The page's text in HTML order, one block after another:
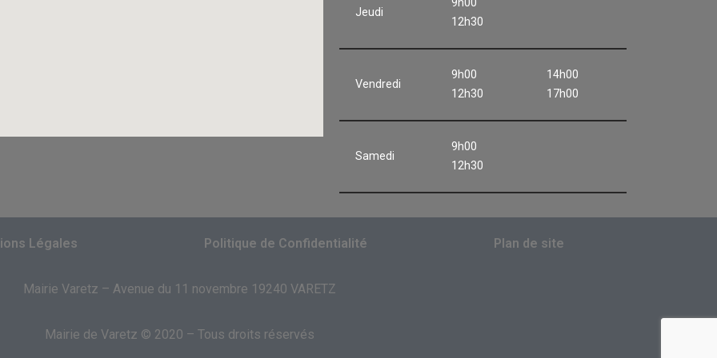
Jeudi
9h00
12h30
Vendredi
9h00
12h30
14h00
17h00
Samedi
9h00
12h30
Légales Politique de Confidentialité Plan de site
Mairie Varetz – Avenue du 11 novembre 19240 VARETZ
Mairie de Varetz © 2020 – Tous droits réservés